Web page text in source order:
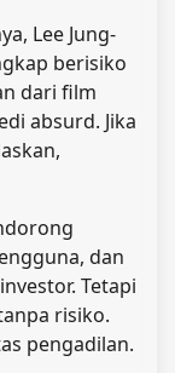
Lee Jung-
berisiko
dari film
absurd. Jika
dan
Tetapi
risiko.
pengadilan.